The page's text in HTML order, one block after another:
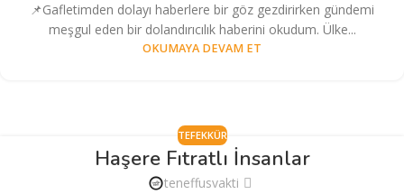
📌Gafletimden dolayı haberlere bir göz gezdirirken gündemi
meşgul eden bir dolandırıcılık haberini okudum. Ülke...
OKUMAYA DEVAM ET
TEFEKKÜR
Haşere Fıtratlı İnsanlar
teneffusvakti